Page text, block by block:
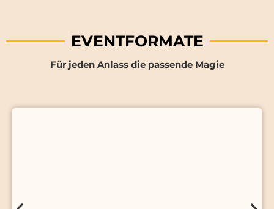
EVENTFORMATE
Für jeden Anlass die passende Magie